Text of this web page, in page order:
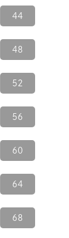
44
48
52
56
60
64
68